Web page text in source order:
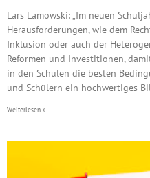
Lars Lamowski: „Im neuen
Herausforderungen, wie dem
Inklusion oder auch der
Reformen und Investitionen,
in den Schulen die besten
und Schülern ein hochwertiges
Weiterlesen »